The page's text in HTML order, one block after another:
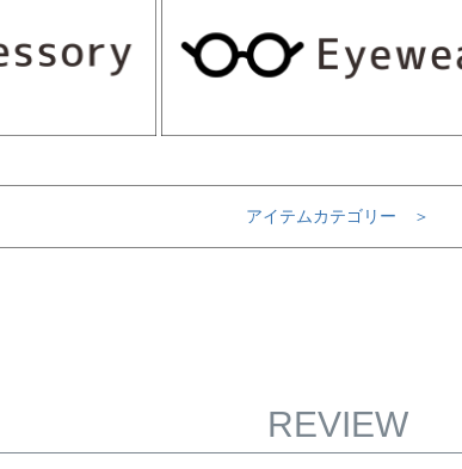
アイテムカテゴリー ＞
REVIEW